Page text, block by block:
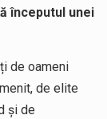
începutul unei
de oameni
de elite
și de